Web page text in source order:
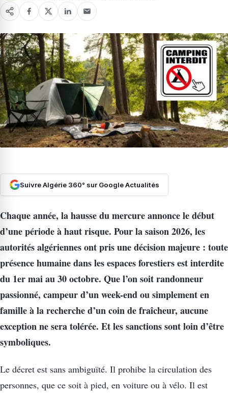
Suivre Algérie 360° sur Google Actualités
Chaque année, la hausse du mercure annonce le début
d’une période à haut risque. Pour la saison 2026, les
autorités algériennes ont pris une décision majeure : toute
présence humaine dans les espaces forestiers est interdite
du 1er mai au 30 octobre. Que l’on soit randonneur
passionné, campeur d’un week-end ou simplement en
famille à la recherche d’un coin de fraîcheur, aucune
exception ne sera tolérée. Et les sanctions sont loin d’être
symboliques.
Le décret est sans ambiguïté. Il prohibe la circulation des
personnes, que ce soit à pied, en voiture ou à vélo. Il est